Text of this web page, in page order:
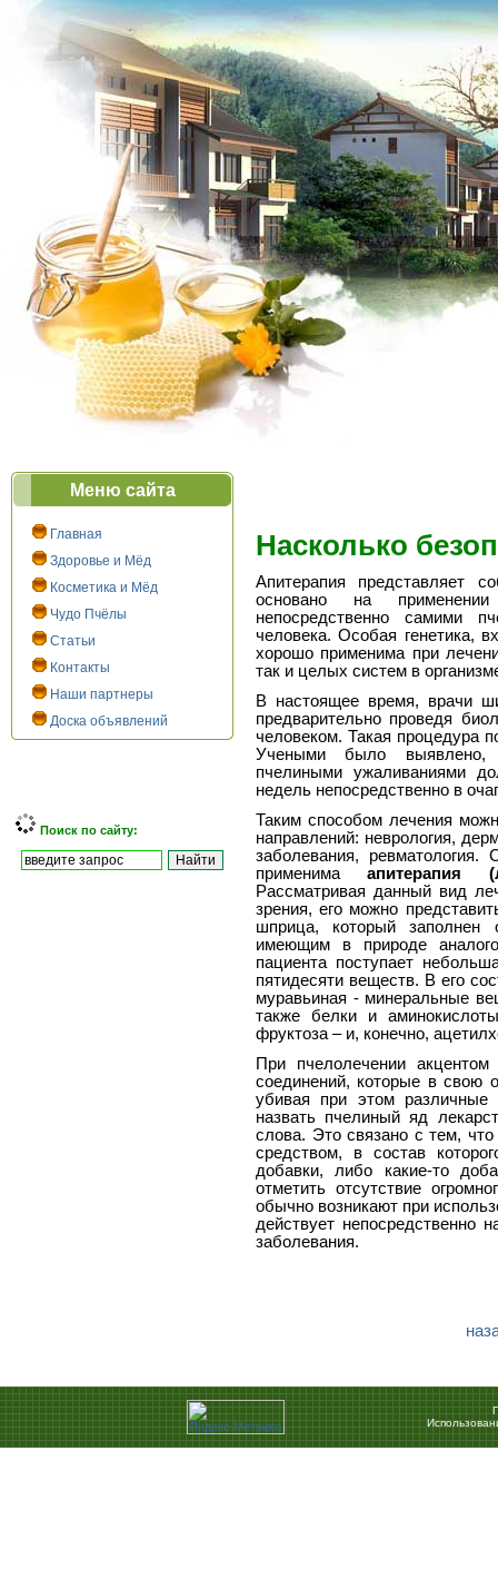
Меню сайта
Главная
Здоровье и Мёд
Косметика и Мёд
Чудо Пчёлы
Статьи
Контакты
Наши партнеры
Доска объявлений
Поиск по сайту:
Насколько
Апитерапия представляет
основано на
непосредственно самими
человека. Особая генетика,
хорошо применима при
так и целых систем в
В настоящее время, врачи
предварительно проведя
человеком. Такая процедура
Учеными было выявлено,
пчелиными ужаливаниями
недель непосредственно в
Таким способом лечения
направлений: неврология,
заболевания,
применимаапитерапия
Рассматривая данный вид
зрения, его можно
шприца, который
имеющим в природе
пациента поступает
пятидесяти веществ. В его
муравьиная - минеральные
также белки и
фруктоза – и, конечно,
При пчелолечении
соединений, которые в свою
убивая при этом различные
назвать пчелиный яд
слова. Это связано с тем,
средством, в состав
добавки, либо какие-то
отметить отсутствие
обычно возникают при
действует непосредственно
заболевания.